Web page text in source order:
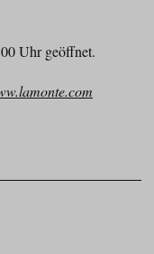
Uhr geöffnet.